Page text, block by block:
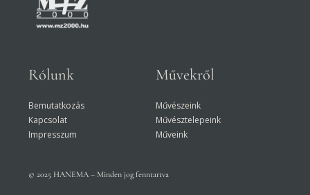
Rólunk
Bemutatkozás
Kapcsolat
Impresszum
Művekről
Művészeink
Művésztelepeink
Műveink
© 2025 HANEMA – Minden jog fenntartva